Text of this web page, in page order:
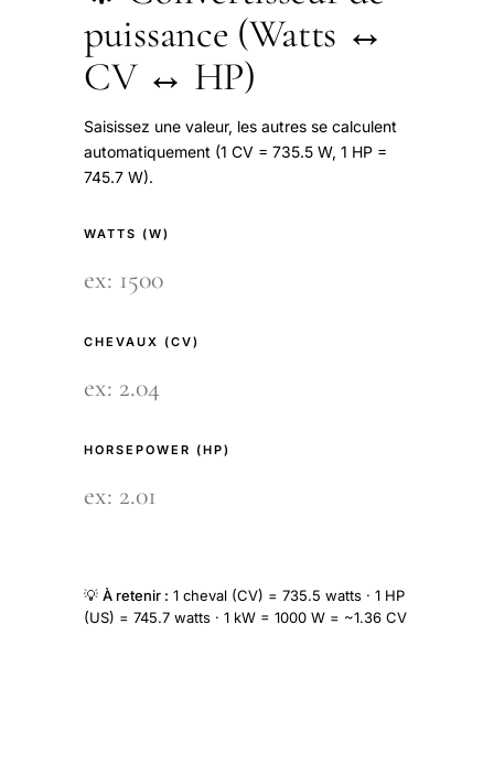
puissance (Watts ↔
CV ↔ HP)
Saisissez une valeur, les autres se calculent
automatiquement (1 CV = 735.5 W, 1 HP =
745.7 W).
WATTS (W)
CHEVAUX (CV)
HORSEPOWER (HP)
💡 À retenir : 1 cheval (CV) = 735.5 watts · 1 HP
(US) = 745.7 watts · 1 kW = 1000 W = ~1.36 CV